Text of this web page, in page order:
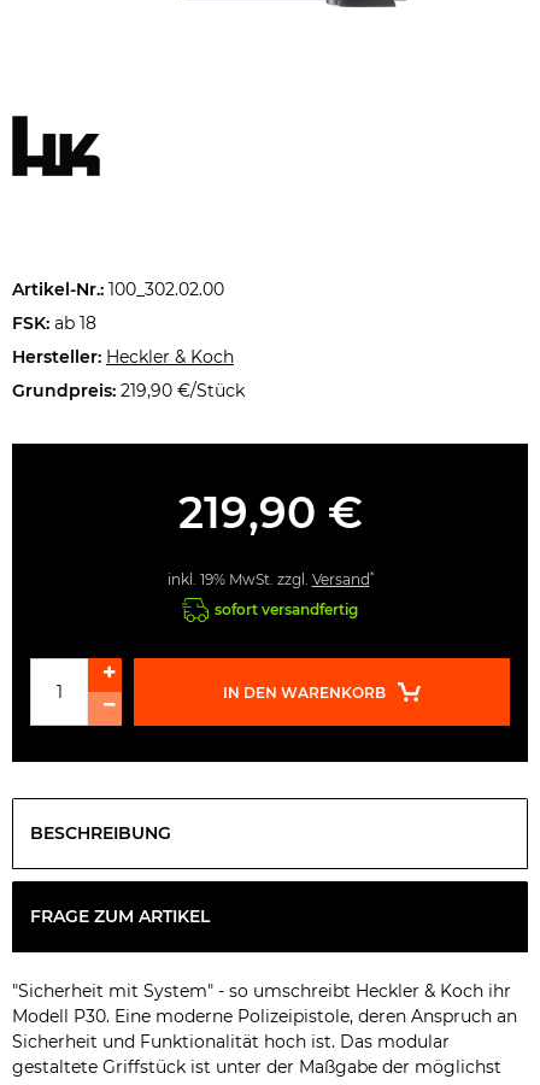
Artikel-Nr.: 100_302.02.00
FSK: ab 18
Hersteller: Heckler & Koch
Grundpreis: 219,90 €/Stück
219,90 €
inkl. 19% MwSt. zzgl. Versand*
sofort versandfertig
IN DEN WARENKORB
BESCHREIBUNG
FRAGE ZUM ARTIKEL
"Sicherheit mit System" - so umschreibt Heckler & Koch ihr
Modell P30. Eine moderne Polizeipistole, deren Anspruch an
Sicherheit und Funktionalität hoch ist. Das modular
gestaltete Griffstück ist unter der Maßgabe der möglichst